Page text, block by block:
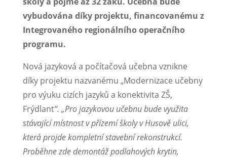
vybudována díky projektu, financovanému z
Integrovaného regionálního operačního
programu.
Nová jazyková a počítačová učebna vznikne
díky projektu nazvanému „Modernizace učebny
pro výuku cizích jazyků a konektivita ZŠ,
Frýdlant“. „Pro jazykovou učebnu bude využita
stávající místnost v přízemí školy v Husově ulici,
která projde kompletní stavební rekonstrukcí.
Proběhne zde demontáž podlahových krytin,